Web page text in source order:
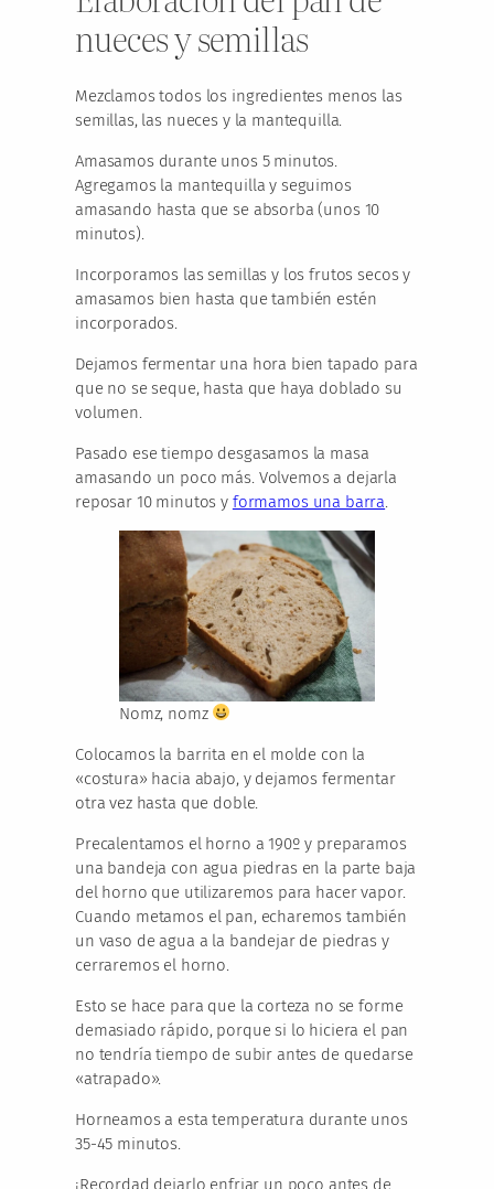
nueces y semillas
Mezclamos todos los ingredientes menos las
semillas, las nueces y la mantequilla.
Amasamos durante unos 5 minutos.
Agregamos la mantequilla y seguimos
amasando hasta que se absorba (unos 10
minutos).
Incorporamos las semillas y los frutos secos y
amasamos bien hasta que también estén
incorporados.
Dejamos fermentar una hora bien tapado para
que no se seque, hasta que haya doblado su
volumen.
Pasado ese tiempo desgasamos la masa
amasando un poco más. Volvemos a dejarla
reposar 10 minutos y formamos una barra.
Nomz, nomz
Colocamos la barrita en el molde con la
«costura» hacia abajo, y dejamos fermentar
otra vez hasta que doble.
Precalentamos el horno a 190º y preparamos
una bandeja con agua piedras en la parte baja
del horno que utilizaremos para hacer vapor.
Cuando metamos el pan, echaremos también
un vaso de agua a la bandejar de piedras y
cerraremos el horno.
Esto se hace para que la corteza no se forme
demasiado rápido, porque si lo hiciera el pan
no tendría tiempo de subir antes de quedarse
«atrapado».
Horneamos a esta temperatura durante unos
35-45 minutos.
¡Recordad dejarlo enfriar un poco antes de